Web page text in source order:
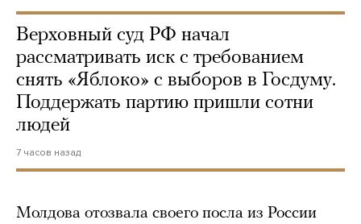
Верховный суд РФ начал
рассматривать иск с требованием
снять «Яблоко» с выборов в Госдуму.
Поддержать партию пришли сотни
людей
7 часов назад
Молдова отозвала своего посла из России